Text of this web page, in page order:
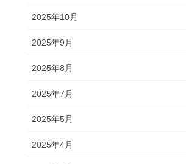
2025年10月
2025年9月
2025年8月
2025年7月
2025年5月
2025年4月